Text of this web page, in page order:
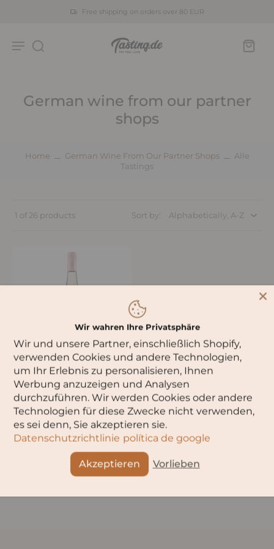
Free shipping on orders over 80 EUR
German wine from our partner
shops
Home German Wine From Our Partner Shops
Alle
Tastings
1 of 26 products Sort by:
Leitz »Eins-Zwei-Zero«
Rosé Alcohol-Free
Show per page
Wir wahren Ihre Privatsphäre
Wir und unsere Partner, einschließlich Shopify,
verwenden Cookies und andere Technologien,
um Ihr Erlebnis zu personalisieren, Ihnen
Werbung anzuzeigen und Analysen
durchzuführen. Wir werden Cookies oder andere
Technologien für diese Zwecke nicht verwenden,
es sei denn, Sie akzeptieren sie.
Datenschutzrichtlinie política de google
Akzeptieren Vorlieben